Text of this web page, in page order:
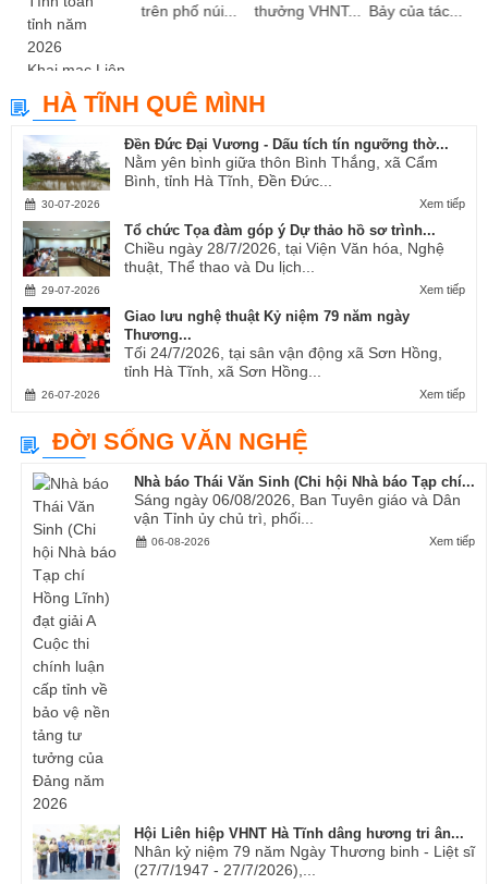
Khai mạc Liên
hoan Dân ca
Ví, Giặm...
trên phố núi...
thưởng VHNT...
Bảy của tác...
HÀ TĨNH QUÊ MÌNH
Đền Đức Đại Vương - Dấu tích tín ngưỡng thờ...
Nằm yên bình giữa thôn Bình Thắng, xã Cẩm
Bình, tỉnh Hà Tĩnh, Đền Đức...
Xem tiếp
30-07-2026
Tổ chức Tọa đàm góp ý Dự thảo hồ sơ trình...
Chiều ngày 28/7/2026, tại Viện Văn hóa, Nghệ
thuật, Thể thao và Du lịch...
Xem tiếp
29-07-2026
Giao lưu nghệ thuật Kỷ niệm 79 năm ngày
Thương...
Tối 24/7/2026, tại sân vận động xã Sơn Hồng,
tỉnh Hà Tĩnh, xã Sơn Hồng...
Xem tiếp
26-07-2026
ĐỜI SỐNG VĂN NGHỆ
Nhà báo Thái Văn Sinh (Chi hội Nhà báo Tạp chí...
Sáng ngày 06/08/2026, Ban Tuyên giáo và Dân
vận Tỉnh ủy chủ trì, phối...
Xem tiếp
06-08-2026
Hội Liên hiệp VHNT Hà Tĩnh dâng hương tri ân...
Nhân kỷ niệm 79 năm Ngày Thương binh - Liệt sĩ
(27/7/1947 - 27/7/2026),...